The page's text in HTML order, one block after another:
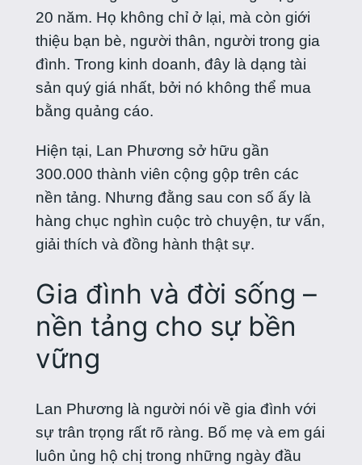
20 năm. Họ không chỉ ở lại, mà còn giới
thiệu bạn bè, người thân, người trong gia
đình. Trong kinh doanh, đây là dạng tài
sản quý giá nhất, bởi nó không thể mua
bằng quảng cáo.
Hiện tại, Lan Phương sở hữu gần
300.000 thành viên cộng gộp trên các
nền tảng. Nhưng đằng sau con số ấy là
hàng chục nghìn cuộc trò chuyện, tư vấn,
giải thích và đồng hành thật sự.
Gia đình và đời sống –
nền tảng cho sự bền
vững
Lan Phương là người nói về gia đình với
sự trân trọng rất rõ ràng. Bố mẹ và em gái
luôn ủng hộ chị trong những ngày đầu